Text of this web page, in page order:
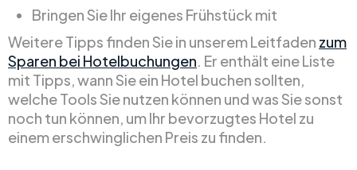
Bringen Sie Ihr eigenes Frühstück mit
Weitere Tipps finden Sie in unserem Leitfaden zum
Sparen bei Hotelbuchungen. Er enthält eine Liste
mit Tipps, wann Sie ein Hotel buchen sollten,
welche Tools Sie nutzen können und was Sie sonst
noch tun können, um Ihr bevorzugtes Hotel zu
einem erschwinglichen Preis zu finden.